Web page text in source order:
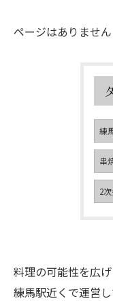
ページはありません
練
串
2
料理の可能性を広
練馬駅近くで運営